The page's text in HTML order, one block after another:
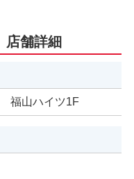
舗詳細
福山ハイツ1F